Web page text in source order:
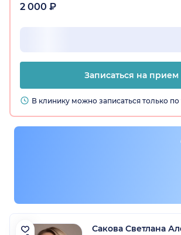
2 000 ₽
Записаться на прием
В клинику можно записаться только
Сакова Светлана